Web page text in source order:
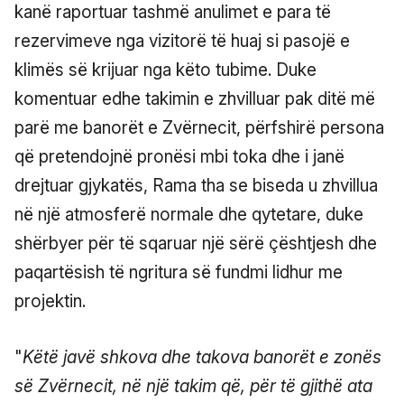
kanë raportuar tashmë anulimet e para të
rezervimeve nga vizitorë të huaj si pasojë e
klimës së krijuar nga këto tubime. Duke
komentuar edhe takimin e zhvilluar pak ditë më
parë me banorët e Zvërnecit, përfshirë persona
që pretendojnë pronësi mbi toka dhe i janë
drejtuar gjykatës, Rama tha se biseda u zhvillua
në një atmosferë normale dhe qytetare, duke
shërbyer për të sqaruar një sërë çështjesh dhe
paqartësish të ngritura së fundmi lidhur me
projektin.
"Këtë javë shkova dhe takova banorët e zonës
së Zvërnecit, në një takim që, për të gjithë ata